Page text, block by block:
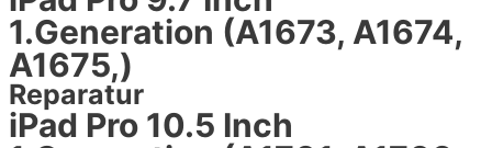
1.Generation (A1673, A1674,
A1675,)
Reparatur
iPad Pro 10.5 Inch